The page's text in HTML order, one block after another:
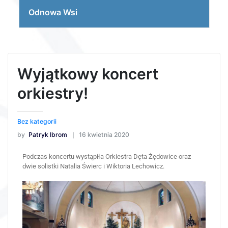
Odnowa Wsi
Wyjątkowy koncert
orkiestry!
Bez kategorii
by Patryk Ibrom 16 kwietnia 2020
Podczas koncertu wystąpiła Orkiestra Dęta Żędowice oraz
dwie solistki Natalia Świerc i Wiktoria Lechowicz.